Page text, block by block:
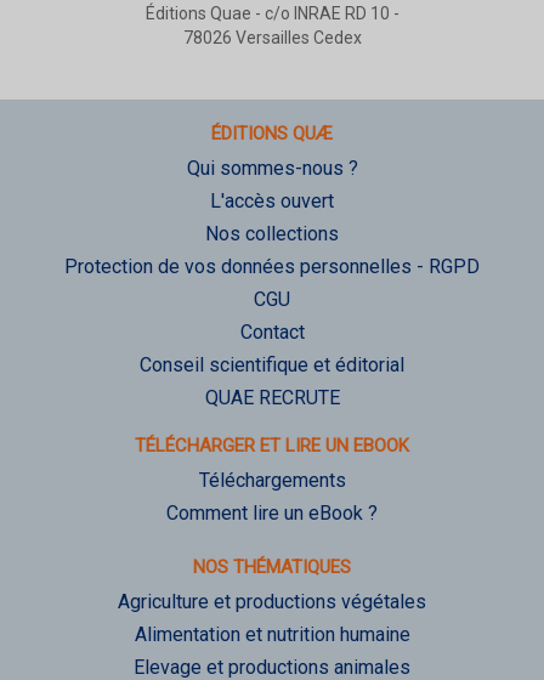
Éditions Quae - c/o INRAE RD 10 -
78026 Versailles Cedex
ÉDITIONS QUÆ
Qui sommes-nous ?
L'accès ouvert
Nos collections
Protection de vos données personnelles - RGPD
CGU
Contact
Conseil scientifique et éditorial
QUAE RECRUTE
TÉLÉCHARGER ET LIRE UN EBOOK
Téléchargements
Comment lire un eBook ?
NOS THÉMATIQUES
Agriculture et productions végétales
Alimentation et nutrition humaine
Elevage et productions animales